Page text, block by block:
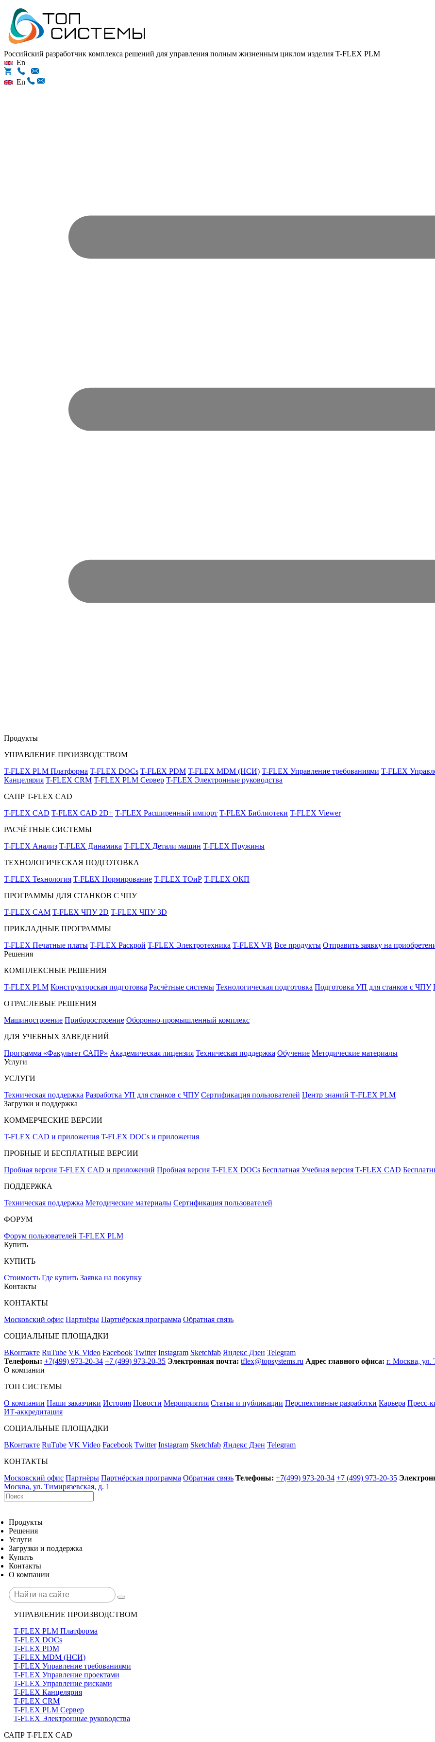
Российский разработчик комплекса решений для управления полным жизненным циклом изделия T-FLEX PLM
En
En
Продукты
УПРАВЛЕНИЕ ПРОИЗВОДСТВОМ
T-FLEX PLM Платформа T-FLEX DOCs T-FLEX PDM T-FLEX MDM (НСИ) T-FLEX Управление требованиями T-FLEX
Канцелярия T-FLEX CRM T-FLEX PLM Сервер T-FLEX Электронные руководства
САПР T-FLEX CAD
T-FLEX CAD T-FLEX CAD 2D+ T-FLEX Расширенный импорт T-FLEX Библиотеки T-FLEX Viewer
РАСЧЁТНЫЕ СИСТЕМЫ
T-FLEX Анализ T-FLEX Динамика T-FLEX Детали машин T-FLEX Пружины
ТЕХНОЛОГИЧЕСКАЯ ПОДГОТОВКА
T-FLEX Технология T-FLEX Нормирование T-FLEX ТОиР T-FLEX ОКП
ПРОГРАММЫ ДЛЯ СТАНКОВ С ЧПУ
T-FLEX CAM T-FLEX ЧПУ 2D T-FLEX ЧПУ 3D
ПРИКЛАДНЫЕ ПРОГРАММЫ
T-FLEX Печатные платы T-FLEX Раскрой T-FLEX Электротехника T-FLEX VR Все продукты Отправить заявку на
Решения
КОМПЛЕКСНЫЕ РЕШЕНИЯ
T-FLEX PLM Конструкторская подготовка Расчётные системы Технологическая подготовка Подготовка УП для станков с ЧПУ
ОТРАСЛЕВЫЕ РЕШЕНИЯ
Машиностроение Приборостроение Оборонно-промышленный комплекс
ДЛЯ УЧЕБНЫХ ЗАВЕДЕНИЙ
Программа «Факультет САПР» Академическая лицензия Техническая поддержка Обучение Методические материалы
Услуги
УСЛУГИ
Техническая поддержка Разработка УП для станков с ЧПУ Сертификация пользователей Центр знаний T‑FLEX PLM
Загрузки и поддержка
КОММЕРЧЕСКИЕ ВЕРСИИ
T-FLEX CAD и приложения T-FLEX DOCs и приложения
ПРОБНЫЕ И БЕСПЛАТНЫЕ ВЕРСИИ
Пробная версия T-FLEX CAD и приложений Пробная версия T-FLEX DOCs Бесплатная Учебная версия T-FLEX CAD
ПОДДЕРЖКА
Техническая поддержка Методические материалы Сертификация пользователей
ФОРУМ
Форум пользователей T-FLEX PLM
Купить
КУПИТЬ
Стоимость Где купить Заявка на покупку
Контакты
КОНТАКТЫ
Московский офис Партнёры Партнёрская программа Обратная связь
СОЦИАЛЬНЫЕ ПЛОЩАДКИ
ВКонтакте RuTube VK Video Facebook Twitter Instagram Sketchfab Яндекс Дзен Telegram
Телефоны: +7(499) 973-20-34 +7 (499) 973-20-35 Электронная почта: tflex@topsystems.ru Адрес главного офиса: г. Москва, ул.
О компании
ТОП СИСТЕМЫ
О компании Наши заказчики История Новости Мероприятия Статьи и публикации Перспективные разработки Карьера Пресс-
ИТ-аккредитация
СОЦИАЛЬНЫЕ ПЛОЩАДКИ
ВКонтакте RuTube VK Video Facebook Twitter Instagram Sketchfab Яндекс Дзен Telegram
КОНТАКТЫ
Московский офис Партнёры Партнёрская программа Обратная связь Телефоны: +7(499) 973-20-34 +7 (499) 973-20-35
Москва, ул. Тимирязевская, д. 1
Продукты
Решения
Услуги
Загрузки и поддержка
Купить
Контакты
О компании
УПРАВЛЕНИЕ ПРОИЗВОДСТВОМ
T-FLEX PLM Платформа
T-FLEX DOCs
T-FLEX PDM
T-FLEX MDM (НСИ)
T-FLEX Управление требованиями
T-FLEX Управление проектами
T-FLEX Управление рисками
T-FLEX Канцелярия
T-FLEX CRM
T-FLEX PLM Сервер
T-FLEX Электронные руководства
САПР T-FLEX CAD